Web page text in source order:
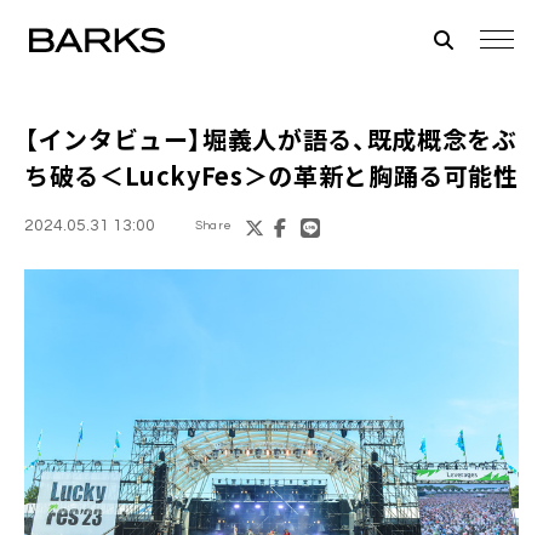
【インタビュー】堀義人が語る、既成概念をぶ
ち破る＜LuckyFes＞の革新と胸踊る可能性
2024.05.31 13:00 Share